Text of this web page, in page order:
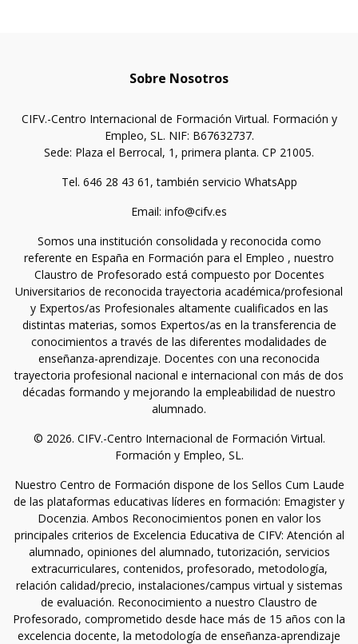
Sobre Nosotros
CIFV.-Centro Internacional de Formación Virtual. Formación y
Empleo, SL. NIF: B67632737.
Sede: Plaza el Berrocal, 1, primera planta. CP 21005.
Tel. 646 28 43 61, también servicio WhatsApp
Email: info@cifv.es
Somos una institución consolidada y reconocida como
referente en España en Formación para el Empleo , nuestro
Claustro de Profesorado está compuesto por Docentes
Universitarios de reconocida trayectoria académica/profesional
y Expertos/as Profesionales altamente cualificados en las
distintas materias, somos Expertos/as en la transferencia de
conocimientos a través de las diferentes modalidades de
enseñanza-aprendizaje. Docentes con una reconocida
trayectoria profesional nacional e internacional con más de dos
décadas formando y mejorando la empleabilidad de nuestro
alumnado.
© 2026. CIFV.-Centro Internacional de Formación Virtual.
Formación y Empleo, SL.
Nuestro Centro de Formación dispone de los Sellos Cum Laude
de las plataformas educativas líderes en formación: Emagister y
Docenzia. Ambos Reconocimientos ponen en valor los
principales criterios de Excelencia Educativa de CIFV: Atención al
alumnado, opiniones del alumnado, tutorización, servicios
extracurriculares, contenidos, profesorado, metodología,
relación calidad/precio, instalaciones/campus virtual y sistemas
de evaluación. Reconocimiento a nuestro Claustro de
Profesorado, comprometido desde hace más de 15 años con la
excelencia docente, la metodología de enseñanza-aprendizaje